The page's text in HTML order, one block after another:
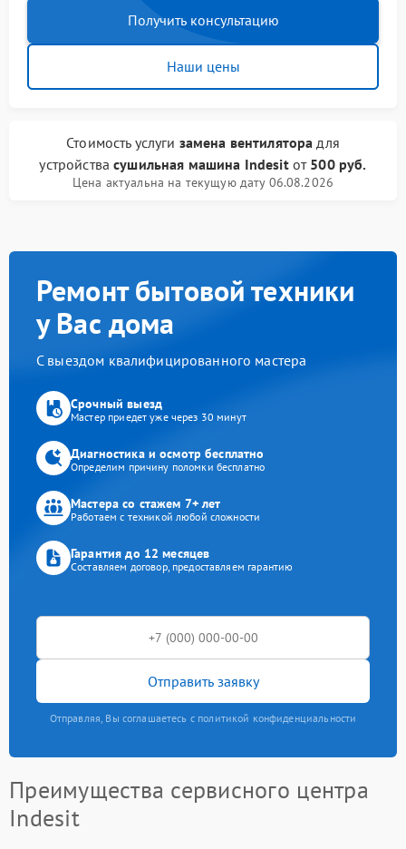
Получить консультацию
Наши цены
Стоимость услуги замена вентилятора для
устройствасушильная машина Indesitот 500 руб.
Цена актуальна на текущую дату 06.08.2026
Ремонт бытовой техники
у Вас дома
С выездом квалифицированного мастера
Срочный выезд
Мастер приедет уже через 30 минут
Диагностика и осмотр бесплатно
Определим причину поломки бесплатно
Мастера со стажем 7+ лет
Работаем с техникой любой сложности
Гарантия до 12 месяцев
Составляем договор, предоставляем гарантию
Отправить заявку
Отправляя, Вы соглашаетесь с политикой конфиденциальности
Преимущества сервисного центра
Indesit